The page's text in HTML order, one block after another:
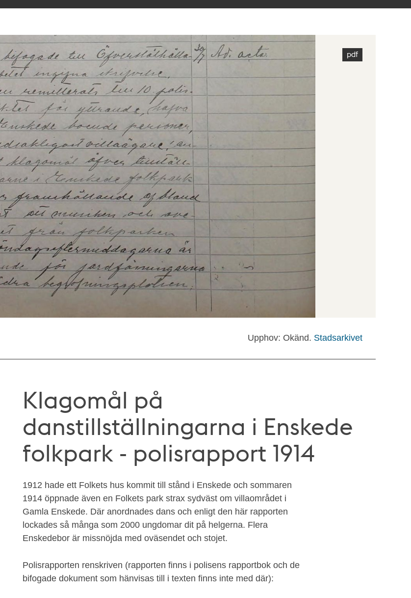
Upphov: Okänd. Stadsarkivet
Klagomål på
danstillställningarna i Enskede
folkpark - polisrapport 1914
1912 hade ett Folkets hus kommit till stånd i Enskede och sommaren
1914 öppnade även en Folkets park strax sydväst om villaområdet i
Gamla Enskede. Där anordnades dans och enligt den här rapporten
lockades så många som 2000 ungdomar dit på helgerna. Flera
Enskedebor är missnöjda med oväsendet och stojet.
Polisrapporten renskriven (rapporten finns i polisens rapportbok och de
bifogade dokument som hänvisas till i texten finns inte med där):